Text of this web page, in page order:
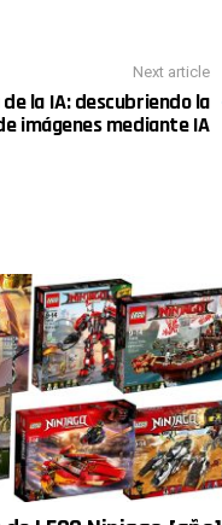
Next article
la IA: descubriendo la
imágenes mediante IA